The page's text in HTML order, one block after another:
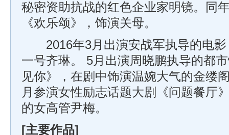
秘密资助抗战的红色企业家明镜。同
《欢乐颂》，饰演关母。
2016年3月出演安战军执导的电影
一号齐琳。 5月出演周晓鹏执导的都
见你》，在剧中饰演温婉大气的金缕
月参演女性励志话题大剧《问题餐厅
的女高管尹梅。
[主要作品]